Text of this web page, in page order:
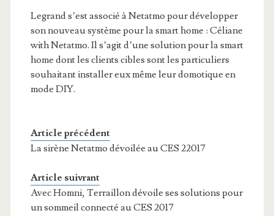
Legrand s’est associé à Netatmo pour développer
son nouveau système pour la smart home : Céliane
with Netatmo. Il s’agit d’une solution pour la smart
home dont les clients cibles sont les particuliers
souhaitant installer eux même leur domotique en
mode DIY.
Article précédent
La sirène Netatmo dévoilée au CES 22017
Article suivrant
Avec Homni, Terraillon dévoile ses solutions pour
un sommeil connecté au CES 2017